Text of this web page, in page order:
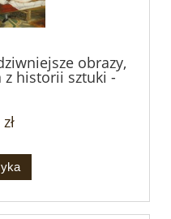
obrazy,
z historii sztuki -